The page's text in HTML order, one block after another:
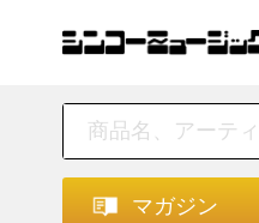
マガジン